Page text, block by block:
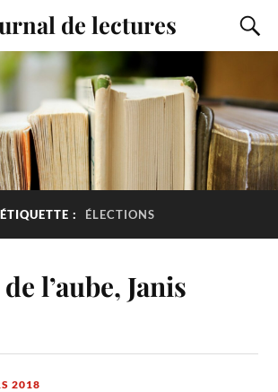
de lectures
ÉTIQUETTE : ÉLECTIONS
l’aube, Janis
2018